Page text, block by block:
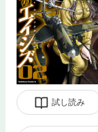
試し読み